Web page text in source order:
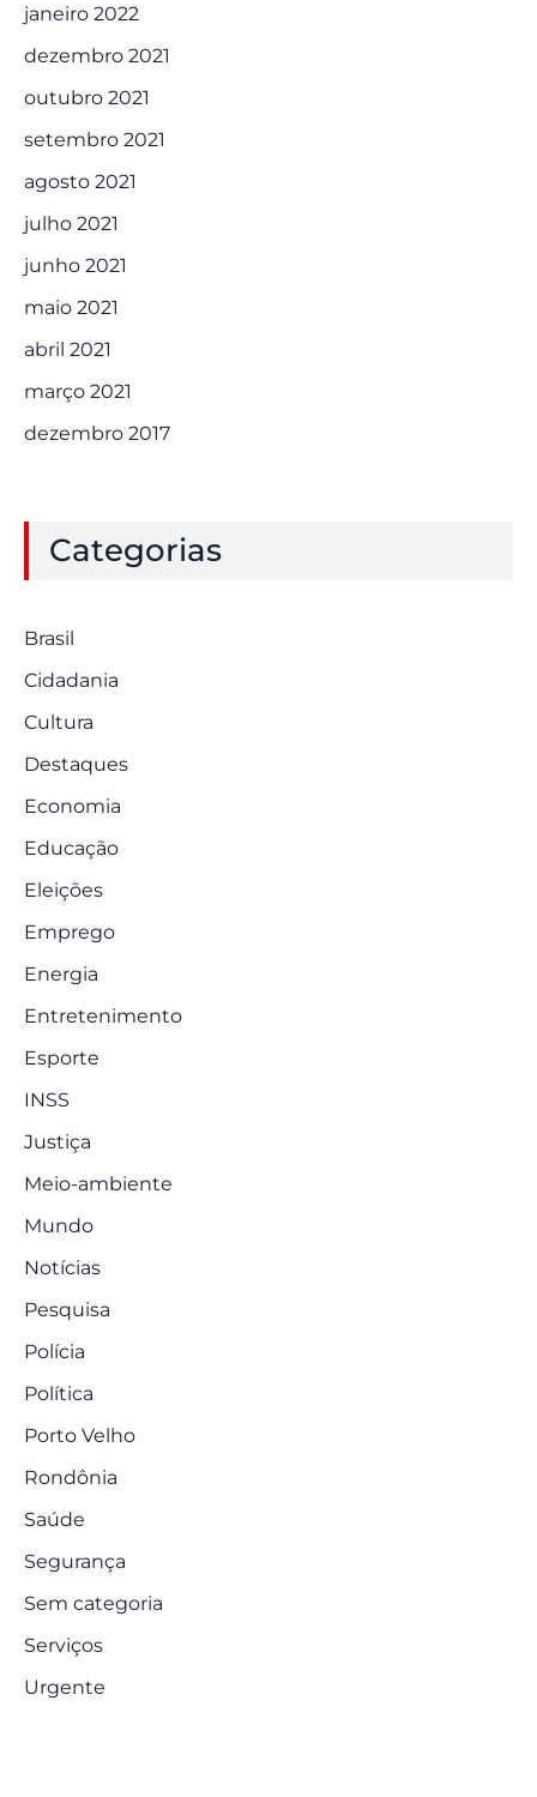
janeiro 2022
dezembro 2021
outubro 2021
setembro 2021
agosto 2021
julho 2021
junho 2021
maio 2021
abril 2021
março 2021
dezembro 2017
Categorias
Brasil
Cidadania
Cultura
Destaques
Economia
Educação
Eleições
Emprego
Energia
Entretenimento
Esporte
INSS
Justiça
Meio-ambiente
Mundo
Notícias
Pesquisa
Polícia
Política
Porto Velho
Rondônia
Saúde
Segurança
Sem categoria
Serviços
Urgente